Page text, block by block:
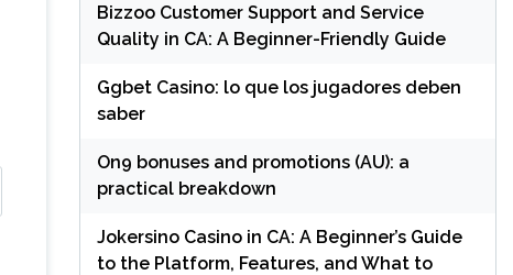
Bizzoo Customer Support and Service
Quality in CA: A Beginner-Friendly Guide
Ggbet Casino: lo que los jugadores deben
saber
On9 bonuses and promotions (AU): a
practical breakdown
Jokersino Casino in CA: A Beginner’s Guide
to the Platform, Features, and What to